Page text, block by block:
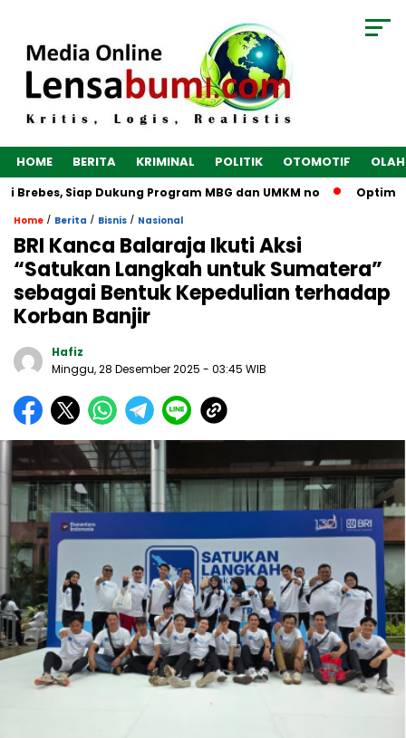
HOME BERITA KRIMINAL POLITIK OTOMOTIF
Siap Dukung Program MBG dan UMKM no
Home / Berita / Bisnis / Nasional
BRI Kanca Balaraja Ikuti Aksi
“Satukan Langkah untuk Sumatera”
sebagai Bentuk Kepedulian terhadap
Korban Banjir
Hafiz
Minggu, 28 Desember 2025 - 03:45 WIB